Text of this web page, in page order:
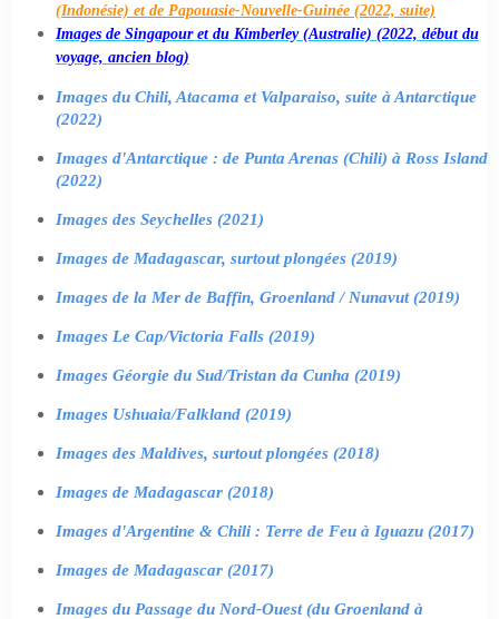
(Indonésie) et de Papouasie-Nouvelle-Guinée (2022, suite)
Images de Singapour et du Kimberley (Australie) (2022, début du
voyage, ancien blog)
Images du Chili, Atacama et Valparaiso, suite à Antarctique
(2022)
Images d'Antarctique : de Punta Arenas (Chili) à Ross Island
(2022)
Images des Seychelles (2021)
Images de Madagascar, surtout plongées (2019)
Images de la Mer de Baffin, Groenland / Nunavut (2019)
Images Le Cap/Victoria Falls (2019)
Images Géorgie du Sud/Tristan da Cunha (2019)
Images Ushuaia/Falkland (2019)
Images des Maldives, surtout plongées (2018)
Images de Madagascar (2018)
Images d'Argentine & Chili : Terre de Feu à Iguazu (2017)
Images de Madagascar (2017)
Images du Passage du Nord-Ouest (du Groenland à